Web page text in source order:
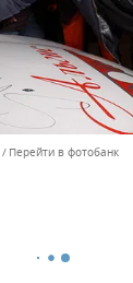
Перейти в фотобанк